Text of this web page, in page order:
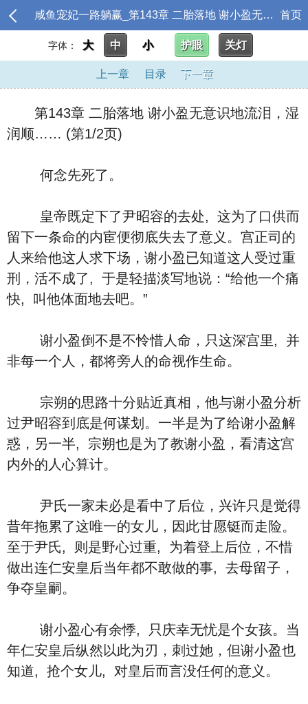
咸鱼宠妃一路躺赢_第143章 二胎落地 谢小盈无意识地流泪，湿润顺…… 首页
字体： 大 中 小 护眼 关灯
上一章 目录 下一章
第143章 二胎落地 谢小盈无意识地流泪，湿
润顺…… (第1/2页)
何念先死了。
皇帝既定下了尹昭容的去处, 这为了口供而
留下一条命的内宦便彻底失去了意义。宫正司的
人来给他这人求下场，谢小盈已知道这人受过重
刑，活不成了, 于是轻描淡写地说：“给他一个痛
快, 叫他体面地去吧。”
谢小盈倒不是不怜惜人命，只这深宫里, 并
非每一个人，都将旁人的命视作生命。
宗朔的思路十分贴近真相，他与谢小盈分析
过尹昭容到底是何谋划。一半是为了给谢小盈解
惑，另一半, 宗朔也是为了教谢小盈，看清这宫
内外的人心算计。
尹氏一家未必是看中了后位，兴许只是觉得
昔年拖累了这唯一的女儿，因此甘愿铤而走险。
至于尹氏, 则是野心过重, 为着登上后位，不惜
做出连仁安皇后当年都不敢做的事, 去母留子，
争夺皇嗣。
谢小盈心有余悸, 只庆幸无忧是个女孩。当
年仁安皇后纵然以此为刃，刺过她，但谢小盈也
知道, 抢个女儿, 对皇后而言没任何的意义。